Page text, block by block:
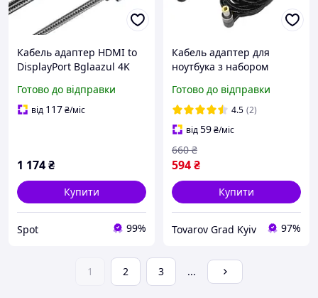
Кабель адаптер HDMI to
DisplayPort Bglaazul 4K
ПК ноутбуків PS5 Xbox
сріблястий
Готово до відправки
від 117₴/міс
1 174₴
Купити
Spot 99%
Кабель адаптер для
ноутбука з набором
USB-C на DC 5.5*2.5 мм
Готово до відправки
4.5 (2)
від59₴/міс
594₴
660 ₴
Купити
Tovarov Grad Kyiv 97%
1 2 3 ...